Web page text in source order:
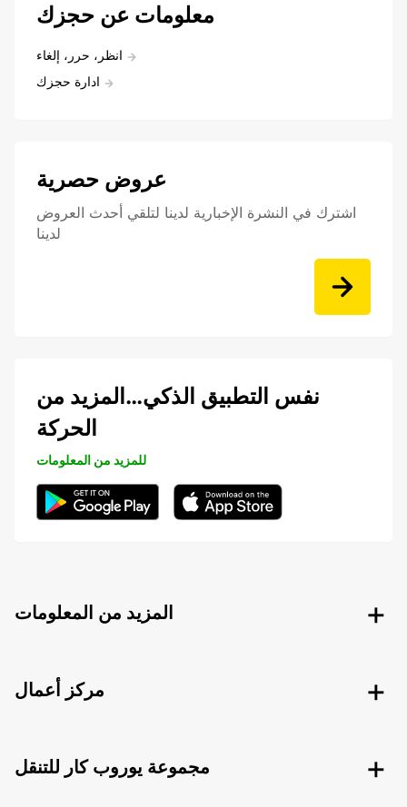
معلومات عن حجزك
انظر، حرر، إلغاء
ادارة حجزك
عروض حصرية
اشترك في النشرة الإخبارية لدينا لتلقي أحدث العروض
لدينا
نفس التطبيق الذكي…المزيد من
الحركة
للمزيد من المعلومات
المزيد من المعلومات
مركز أعمال
مجموعة يوروب كار للتنقل